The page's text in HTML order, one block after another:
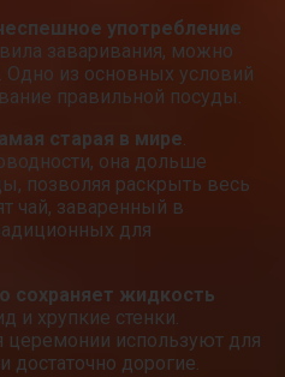
употребление
заваривания, можно
Одно из основных условий
правильной посуды.
старая в мире.
она дольше
позволяя раскрыть весь
чай, заваренный в
для
сохраняет жидкость
и хрупкие стенки.
используют для
достаточно дорогие.